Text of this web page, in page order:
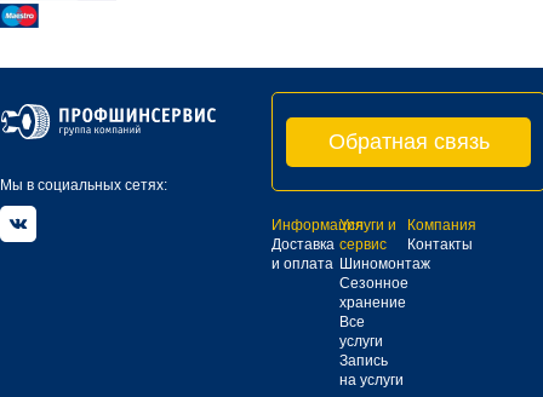
Мы в социальных сетях:
Обратная связь
Информация
Доставка
и оплата
Услуги и
сервис
Шиномонтаж
Сезонное
хранение
Все
услуги
Запись
на услуги
Компания
Контакты